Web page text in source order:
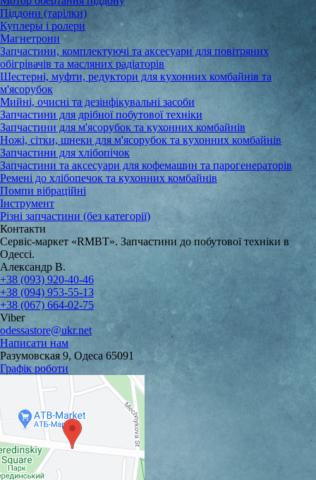
Піддони (тарілки)
Куплеры і ролери
Магнетрони
Запчастини, комплектуючі та аксесуари для повітряних
обігрівачів та масляних радіаторів
Шестерні, муфти, редуктори для кухонних комбайнів та
м'ясорубок
Мийні, очисні та дезінфікувальні засоби
Запчастини для дрібної побутової техніки
Запчастини для м'ясорубок та кухонних комбайнів
Ножі, сітки, шнеки для м'ясорубок та кухонних комбайнів
Запчастини для хлібопічок
Запчастини та аксесуари для кофемашин та парогенераторів
Ремені до хлібопечок та кухонних комбайнів
Помпи вібраційні
Інструмент
Різні запчастини (без категорії)
Контакти
Сервіс-маркет «RMBT». Запчастини до побутової техніки в
Одессі.
Александр В.
+38 (093) 920-40-46
+38 (094) 953-55-13
+38 (067) 664-02-75
Viber
odessastore@ukr.net
Написати нам
Разумовская 9, Одеса 65091
Графік роботи